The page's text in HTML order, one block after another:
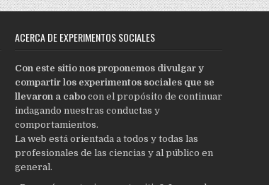
ACERCA DE EXPERIMENTOS SOCIALES
Con este sitio nos proponemos divulgar y
compartir los experimentos sociales que se
llevaron a cabocon el propósito de continuar
indagando nuestras conductas y
comportamientos.
La web está orientada a todos y todas las
profesionales de las ciencias y al público en
general.